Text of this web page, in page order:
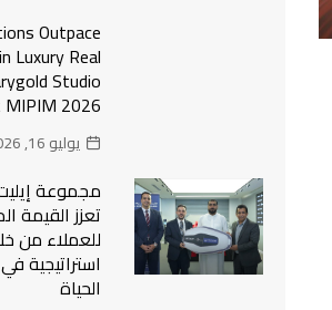
Outpace
Luxury Real
Studio
2026
يوليو 16, 2026
مجموعة
تعزز القيمة
للعملاء من
استراتيجية
الحياة